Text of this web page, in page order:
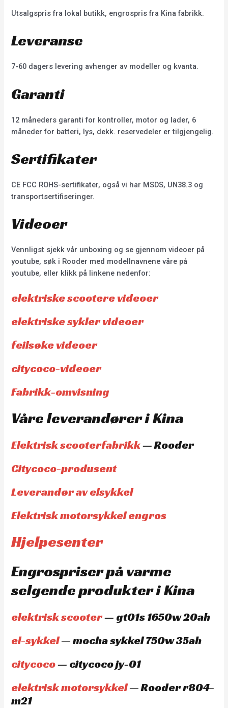
Utsalgspris fra lokal butikk, engrospris fra Kina fabrikk.
Leveranse
7-60 dagers levering avhenger av modeller og kvanta.
Garanti
12 måneders garanti for kontroller, motor og lader, 6
måneder for batteri, lys, dekk. reservedeler er tilgjengelig.
Sertifikater
CE FCC ROHS-sertifikater, også vi har MSDS, UN38.3 og
transportsertifiseringer.
Videoer
Vennligst sjekk vår unboxing og se gjennom videoer på
youtube, søk i Rooder med modellnavnene våre på
youtube, eller klikk på linkene nedenfor:
elektriske scootere videoer
elektriske sykler videoer
feilsøke videoer
citycoco-videoer
Fabrikk-omvisning
Våre leverandører i Kina
Elektrisk scooterfabrikk— Rooder
Citycoco-produsent
Leverandør av elsykkel
Elektrisk motorsykkel engros
Hjelpesenter
Engrospriser på varme
selgende produkter i Kina
elektrisk scooter— gt01s 1650w 20ah
el-sykkel— mocha sykkel 750w 35ah
citycoco— citycoco jy-01
elektrisk motorsykkel— Rooder r804-
m21